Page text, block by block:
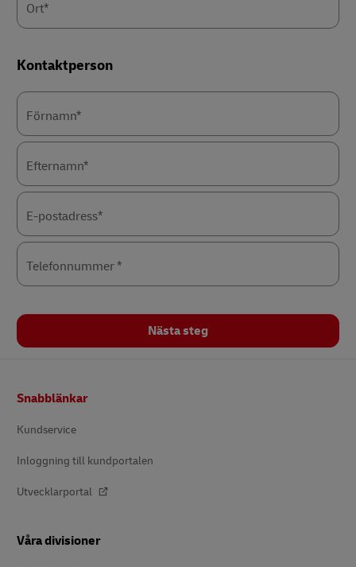
Ort*
Kontaktperson
Förnamn*
Efternamn*
E-postadress*
Telefonnummer *
Nästa steg
Snabblänkar
Kundservice
Inloggning till kundportalen
Utvecklarportal
Våra divisioner